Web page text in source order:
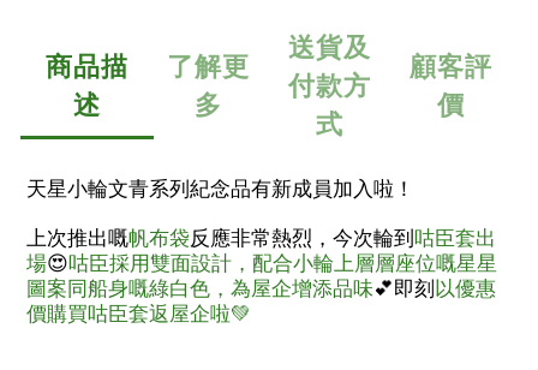
商品描
述
了解更
多
送貨及
付款方
式
顧客評
價
天星小輪文青系列紀念品有新成員加入啦！
上次推出嘅帆布袋反應非常熱烈，今次輪到 咕臣套出
場😍咕臣採用雙面設計，配合小輪上層層座位嘅星星
圖案同船身嘅綠白色，為屋企增添品味💕即刻 以優惠
價購買咕臣套返屋企啦💚